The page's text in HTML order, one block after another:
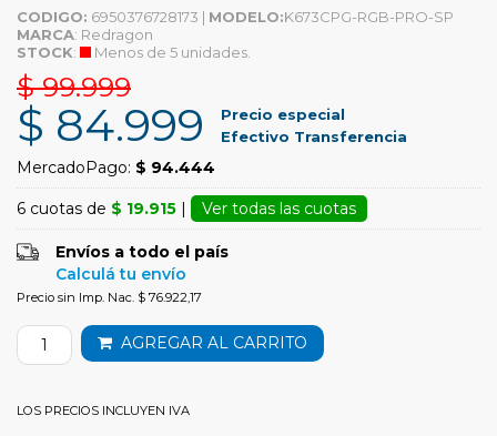
CODIGO: 6950376728173 | MODELO:K673CPG-RGB-PRO-SP
MARCA: Redragon
STOCK: Menos de 5 unidades.
$ 99.999
$ 84.999
Precio especial
Efectivo Transferencia
MercadoPago: $ 94.444
6 cuotas de $ 19.915 | Ver todas las cuotas
Envíos a todo el país
Calculá tu envío
Precio sin Imp. Nac. $ 76.922,17
AGREGAR AL CARRITO
LOS PRECIOS INCLUYEN IVA